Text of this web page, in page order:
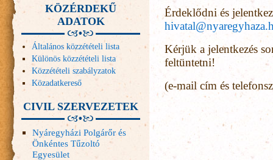
Érdeklődni és
Kérjük a jelentkezés
feltüntetni!
(e-mail cím és
KÖZÉRDEKŰ
ADATOK
Általános közzétételi lista
Különös közzétételi lista
Közzétételi szabályzatok
Közadatkereső
CIVIL SZERVEZETEK
Nyáregyházi Polgárőr és
Önkéntes Tűzoltó
Egyesület